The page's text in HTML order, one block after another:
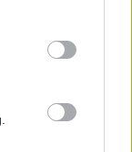
működik,
valami
teszem azt,